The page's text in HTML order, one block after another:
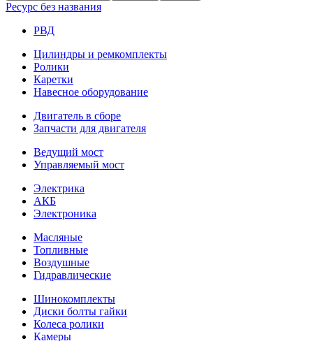
Ресурс без названия
РВД
Цилиндры и ремкомплекты
Ролики
Каретки
Навесное оборудование
Двигатель в сборе
Запчасти для двигателя
Ведущий мост
Управляемый мост
Электрика
АКБ
Электроника
Масляные
Топливные
Воздушные
Гидравлические
Шинокомплекты
Диски болты гайки
Колеса ролики
Камеры